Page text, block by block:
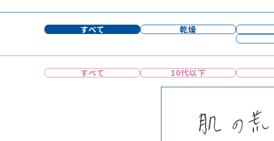
すべて 乾燥
すべて 10代以下